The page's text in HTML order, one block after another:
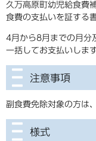
久万高原町幼児給食費
食費の支払いを証する
4月から8月までの月分
一括してお支払いします
注意事項
副食費免除対象の方は
様式